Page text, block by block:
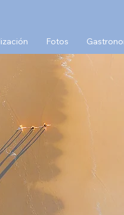
Fotos